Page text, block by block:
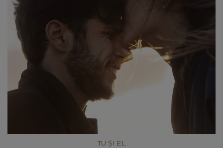
TU ȘI EL